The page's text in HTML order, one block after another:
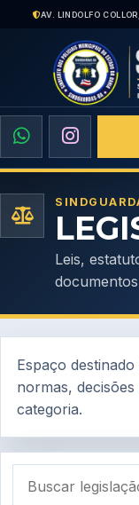
AV. LINDOLFO
Leis,
Espaço
normas,
categoria.